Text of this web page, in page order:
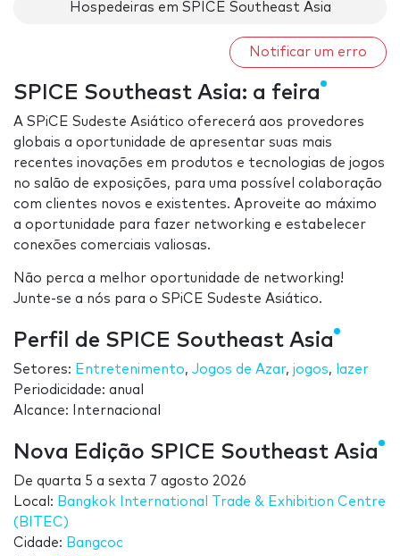
Hospedeiras em SPICE Southeast Asia
Notificar um erro
SPICE Southeast Asia: a feira
A SPiCE Sudeste Asiático oferecerá aos provedores
globais a oportunidade de apresentar suas mais
recentes inovações em produtos e tecnologias de jogos
no salão de exposições, para uma possível colaboração
com clientes novos e existentes. Aproveite ao máximo
a oportunidade para fazer networking e estabelecer
conexões comerciais valiosas.
Não perca a melhor oportunidade de networking!
Junte-se a nós para o SPiCE Sudeste Asiático.
Perfil de SPICE Southeast Asia
Setores: Entretenimento, Jogos de Azar, jogos, lazer
Periodicidade: anual
Alcance: Internacional
Nova Edição SPICE Southeast Asia
De quarta 5 a sexta 7 agosto 2026
Local: Bangkok International Trade & Exhibition Centre
(BITEC)
Cidade: Bangcoc